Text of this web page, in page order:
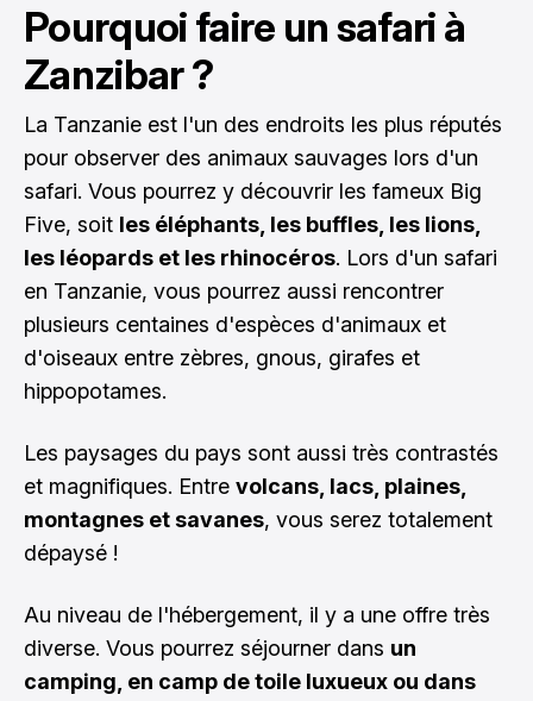
Pourquoi faire un safari à
Zanzibar ?
La Tanzanie est l'un des endroits les plus réputés
pour observer des animaux sauvages lors d'un
safari. Vous pourrez y découvrir les fameux Big
Five, soit les éléphants, les buffles, les lions,
les léopards et les rhinocéros. Lors d'un safari
en Tanzanie, vous pourrez aussi rencontrer
plusieurs centaines d'espèces d'animaux et
d'oiseaux entre zèbres, gnous, girafes et
hippopotames.
Les paysages du pays sont aussi très contrastés
et magnifiques. Entre volcans, lacs, plaines,
montagnes et savanes, vous serez totalement
dépaysé !
Au niveau de l'hébergement, il y a une offre très
diverse. Vous pourrez séjourner dans un
camping, en camp de toile luxueux ou dans